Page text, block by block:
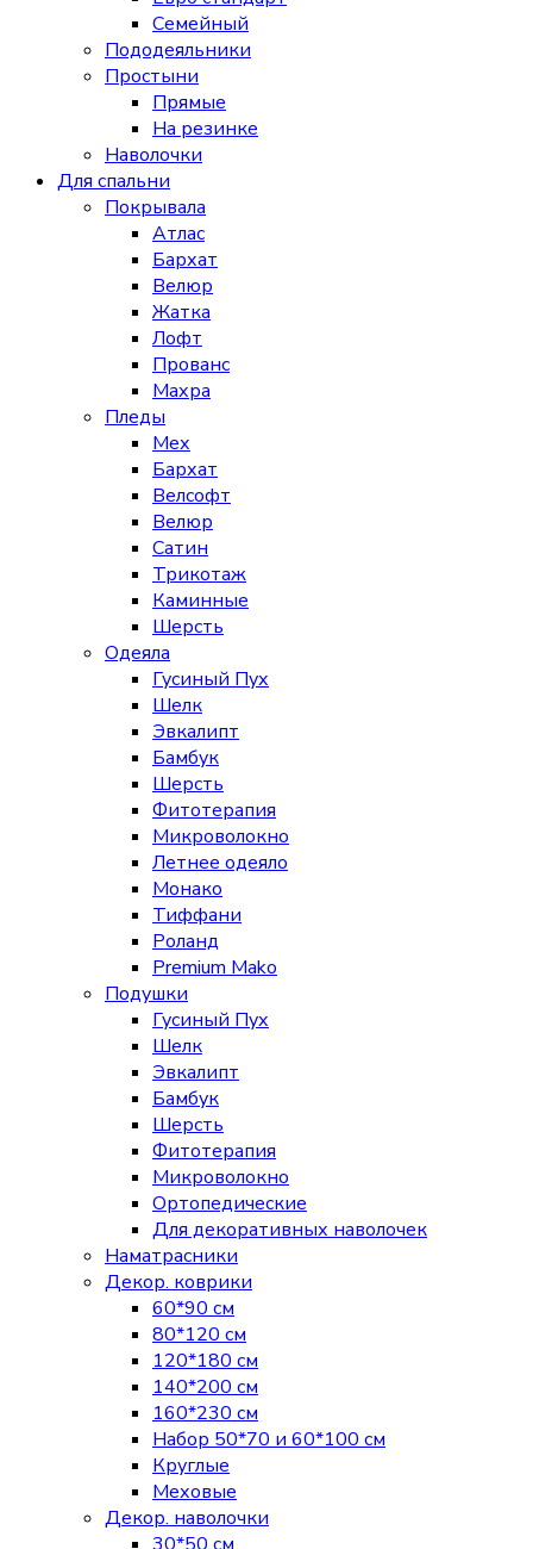
Семейный
Пододеяльники
Простыни
Прямые
На резинке
Наволочки
Для спальни
Покрывала
Атлас
Бархат
Велюр
Жатка
Лофт
Прованс
Махра
Пледы
Мех
Бархат
Велсофт
Велюр
Сатин
Трикотаж
Каминные
Шерсть
Одеяла
Гусиный Пух
Шелк
Эвкалипт
Бамбук
Шерсть
Фитотерапия
Микроволокно
Летнее одеяло
Монако
Тиффани
Роланд
Premium Mako
Подушки
Гусиный Пух
Шелк
Эвкалипт
Бамбук
Шерсть
Фитотерапия
Микроволокно
Ортопедические
Для декоративных наволочек
Наматрасники
Декор. коврики
60*90 см
80*120 см
120*180 см
140*200 см
160*230 см
Набор 50*70 и 60*100 см
Круглые
Меховые
Декор. наволочки